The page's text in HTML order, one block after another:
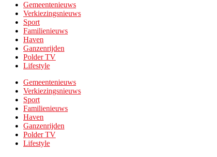
Gemeentenieuws
Verkiezingsnieuws
Sport
Familienieuws
Haven
Ganzenrijden
Polder TV
Lifestyle
Gemeentenieuws
Verkiezingsnieuws
Sport
Familienieuws
Haven
Ganzenrijden
Polder TV
Lifestyle